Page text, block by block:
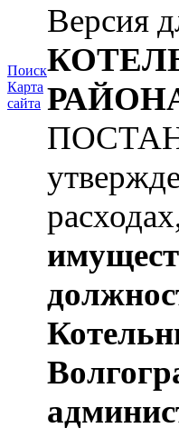
Поиск
Карта
сайта
Версия